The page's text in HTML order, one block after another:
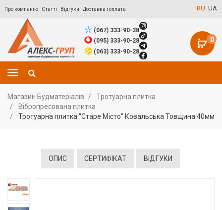
Про компанію Статті Відгуки Доставка і оплата RU UA
0
(067) 333-90-28
(095) 333-90-28
(063) 333-90-28
Магазин Будматеріалів
Тротуарна плитка
Вібропресована плитка
Тротуарна плитка "Старе Місто" Ковальська Товщина 40мм
ОПИС СЕРТИФІКАТ ВІДГУКИ